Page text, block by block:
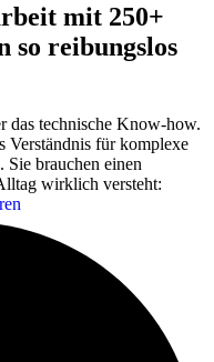
mit 250+
so reibungslos
das technische Know-how.
Verständnis für komplexe
brauchen einen
wirklich versteht: